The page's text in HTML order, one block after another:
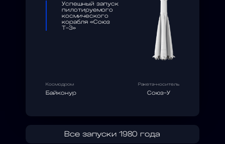
Успешный запуск
пилотируемого
космического
корабля «Союз
Т-3»
Космодром
Байконур
Ракета-носитель
Союз-У
Все запуски 1980 года